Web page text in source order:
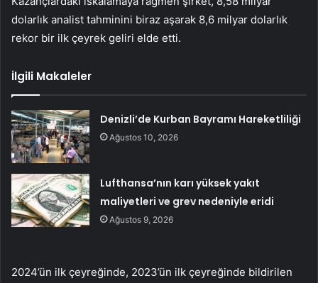
dolarlık analist tahminini biraz aşarak 8,6 milyar dolarlık
rekor bir ilk çeyrek geliri elde etti.
İlgili Makaleler
Denizli’de Kurban Bayramı Hareketliliği
Ağustos 10, 2026
Lufthansa’nın karı yüksek yakıt
maliyetleri ve grev nedeniyle eridi
Ağustos 9, 2026
2024’ün ilk çeyreğinde, 2023’ün ilk çeyreğinde bildirilen